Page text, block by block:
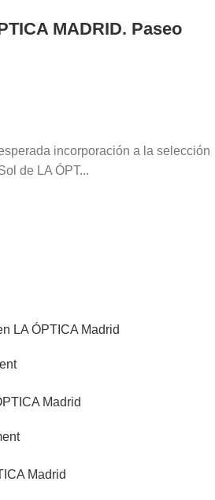
MADRID. Paseo
incorporación a la selección
de LA ÓPT...
LA ÓPTICA Madrid
Madrid
Madrid